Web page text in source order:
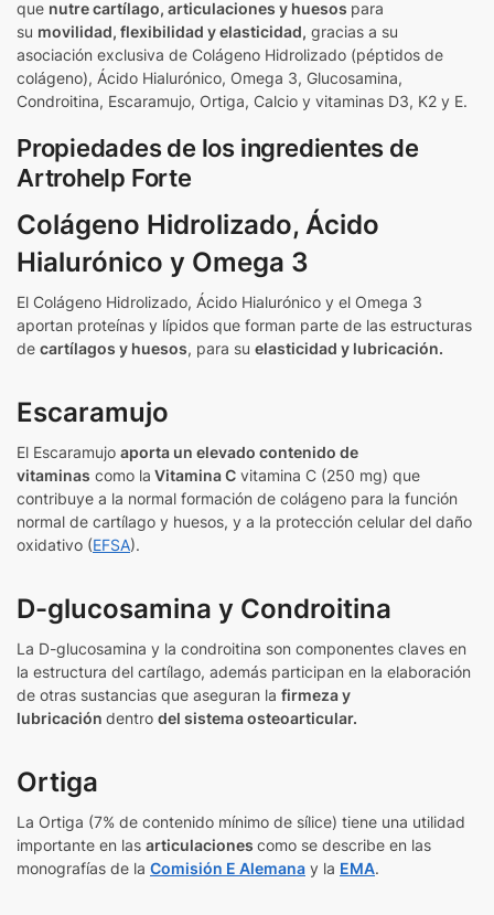
que nutre cartílago, articulaciones y huesos para
su movilidad, flexibilidad y elasticidad, gracias a su
asociación exclusiva de Colágeno Hidrolizado (péptidos de
colágeno), Ácido Hialurónico, Omega 3, Glucosamina,
Condroitina, Escaramujo, Ortiga, Calcio y vitaminas D3, K2 y E.
Propiedades de los ingredientes de
Artrohelp Forte
Colágeno Hidrolizado, Ácido
Hialurónico y Omega 3
El Colágeno Hidrolizado, Ácido Hialurónico y el Omega 3
aportan proteínas y lípidos que forman parte de las estructuras
de cartílagos y huesos, para su elasticidad y lubricación.
Escaramujo
El Escaramujo aporta un elevado contenido de
vitaminas como la Vitamina C vitamina C (250 mg) que
contribuye a la normal formación de colágeno para la función
normal de cartílago y huesos, y a la protección celular del daño
oxidativo (EFSA).
D-glucosamina y Condroitina
La D-glucosamina y la condroitina son componentes claves en
la estructura del cartílago, además participan en la elaboración
de otras sustancias que aseguran la firmeza y
lubricación dentro del sistema osteoarticular.
Ortiga
La Ortiga (7% de contenido mínimo de sílice) tiene una utilidad
importante en las articulaciones como se describe en las
monografías de la Comisión E Alemana y la EMA.